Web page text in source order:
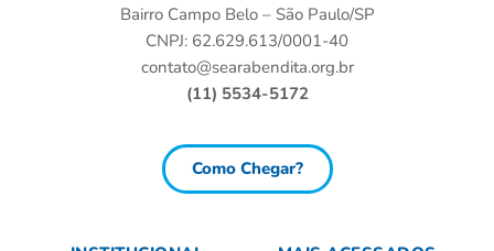
Bairro Campo Belo – São Paulo/SP
CNPJ: 62.629.613/0001-40
contato@searabendita.org.br
(11) 5534-5172
Como Chegar?